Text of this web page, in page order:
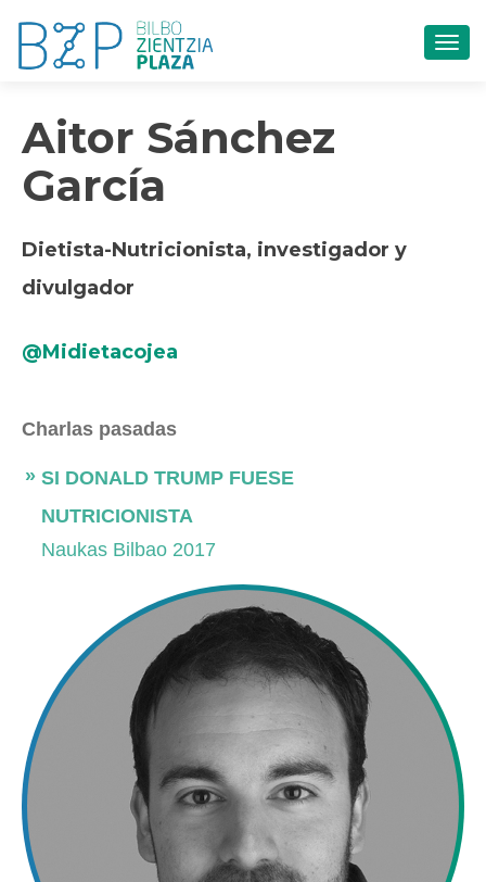
Aitor Sánchez
García
Dietista-Nutricionista, investigador y
divulgador
@Midietacojea
Charlas pasadas
SI DONALD TRUMP FUESE
NUTRICIONISTA
Naukas Bilbao 2017